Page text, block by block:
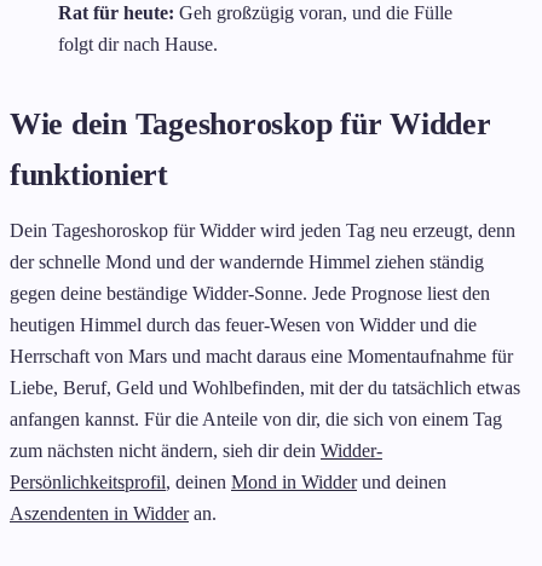
Rat für heute: Geh großzügig voran, und die Fülle
folgt dir nach Hause.
Wie dein Tageshoroskop für Widder
funktioniert
Dein Tageshoroskop für Widder wird jeden Tag neu erzeugt, denn
der schnelle Mond und der wandernde Himmel ziehen ständig
gegen deine beständige Widder-Sonne. Jede Prognose liest den
heutigen Himmel durch das feuer-Wesen von Widder und die
Herrschaft von Mars und macht daraus eine Momentaufnahme für
Liebe, Beruf, Geld und Wohlbefinden, mit der du tatsächlich etwas
anfangen kannst. Für die Anteile von dir, die sich von einem Tag
zum nächsten nicht ändern, sieh dir dein Widder-
Persönlichkeitsprofil, deinen Mond in Widderund deinen
Aszendenten in Widderan.